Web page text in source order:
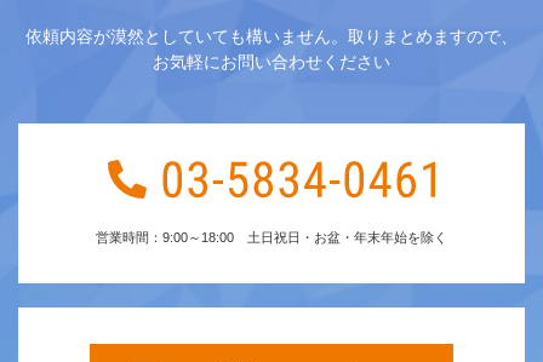
依頼内容が漠然としていても構いません。取りまとめますので、
お気軽にお問い合わせください
営業時間：9:00～18:00 土日祝日・お盆・年末年始を除く